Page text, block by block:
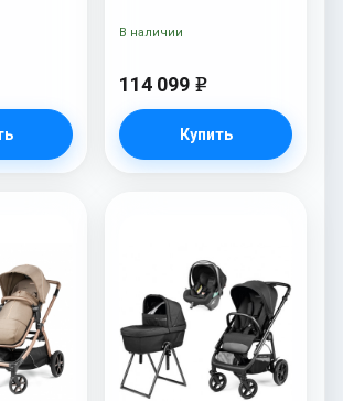
114 099 e
Купить
В наличии